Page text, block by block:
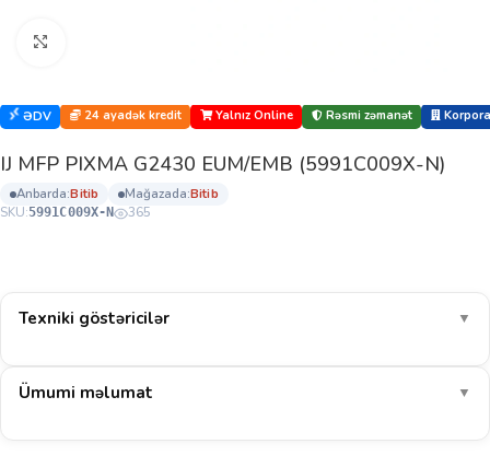
ƏDV 24 ayadək kredit Yalnız Online Rəsmi zəmanət
IJ MFP PIXMA G2430 EUM/EMB (5991C009X-N)
anbarda: bi̇ti̇b mağazada: bi̇ti̇b
SKU:5991C009X-N 365
Texniki göstəricilər ▼
Ümumi məlumat ▼